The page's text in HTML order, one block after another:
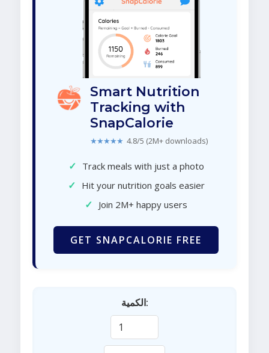
Smart Nutrition
Tracking with
SnapCalorie
★★★★★ 4.8/5 (2M+ downloads)
✓ Track meals with just a photo
✓ Hit your nutrition goals easier
✓ Join 2M+ happy users
GET SNAPCALORIE FREE
الكمية: